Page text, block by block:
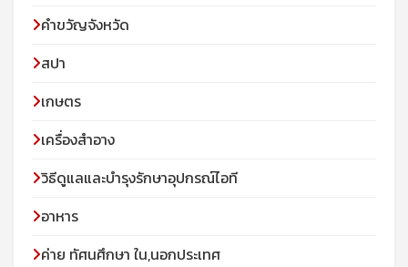
คำขวัญจังหวัด
สปา
เกษตร
เครื่องสำอาง
วิธีดูแลและบำรุงรักษาอุปกรณ์ไอที
อาหาร
ค่าย ทัศนศึกษา ใน,นอกประเทศ